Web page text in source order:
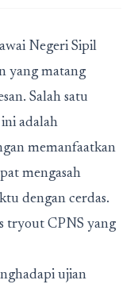
Negeri Sipil
yang matang
Salah satu
adalah
memanfaatkan
mengasah
dengan cerdas.
tryout CPNS yang
ujian